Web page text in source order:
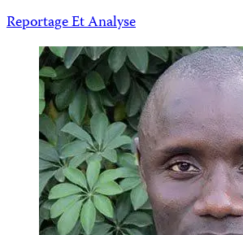
Reportage Et Analyse